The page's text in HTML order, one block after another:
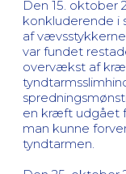
Den 15. oktober
konkluderende i
af
var fundet
overvækst af
en kræft udgået
man kunne
tyndtarmen.